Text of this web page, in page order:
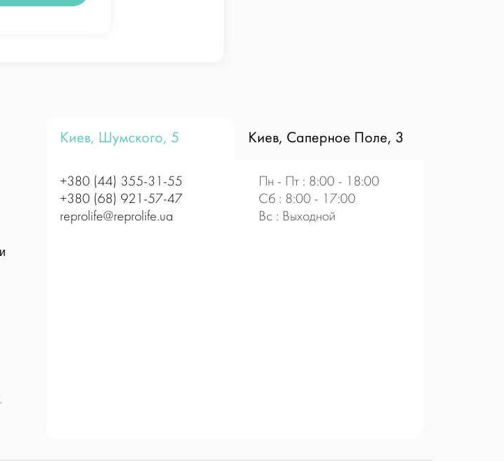
Киев, Шумского, 5 Киев, Саперное Поле, 3
+380 (44) 355-31-55
+380 (68) 921-57-47
reprolife@reprolife.ua
Пн - Пт : 8:00 - 18:00
Сб : 8:00 - 17:00
Вс : Выходной